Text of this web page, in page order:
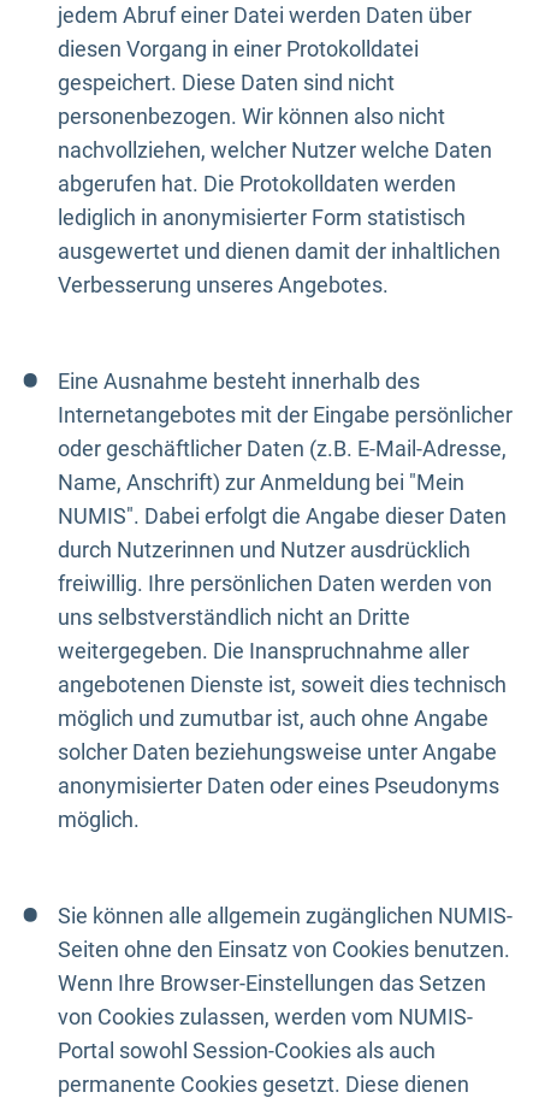
jedem Abruf einer Datei werden Daten über
diesen Vorgang in einer Protokolldatei
gespeichert. Diese Daten sind nicht
personenbezogen. Wir können also nicht
nachvollziehen, welcher Nutzer welche Daten
abgerufen hat. Die Protokolldaten werden
lediglich in anonymisierter Form statistisch
ausgewertet und dienen damit der inhaltlichen
Verbesserung unseres Angebotes.
Eine Ausnahme besteht innerhalb des
Internetangebotes mit der Eingabe persönlicher
oder geschäftlicher Daten (z.B. E-Mail-Adresse,
Name, Anschrift) zur Anmeldung bei "Mein
NUMIS". Dabei erfolgt die Angabe dieser Daten
durch Nutzerinnen und Nutzer ausdrücklich
freiwillig. Ihre persönlichen Daten werden von
uns selbstverständlich nicht an Dritte
weitergegeben. Die Inanspruchnahme aller
angebotenen Dienste ist, soweit dies technisch
möglich und zumutbar ist, auch ohne Angabe
solcher Daten beziehungsweise unter Angabe
anonymisierter Daten oder eines Pseudonyms
möglich.
Sie können alle allgemein zugänglichen NUMIS-
Seiten ohne den Einsatz von Cookies benutzen.
Wenn Ihre Browser-Einstellungen das Setzen
von Cookies zulassen, werden vom NUMIS-
Portal sowohl Session-Cookies als auch
permanente Cookies gesetzt. Diese dienen